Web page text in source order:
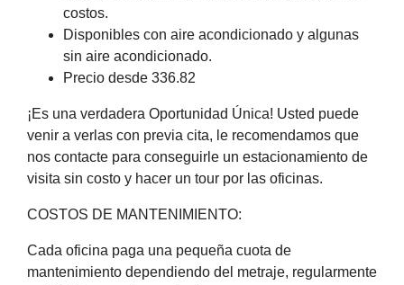
costos.
Disponibles con aire acondicionado y algunas
sin aire acondicionado.
Precio desde 336.82
¡Es una verdadera Oportunidad Única! Usted puede
venir a verlas con previa cita, le recomendamos que
nos contacte para conseguirle un estacionamiento de
visita sin costo y hacer un tour por las oficinas.
COSTOS DE MANTENIMIENTO:
Cada oficina paga una pequeña cuota de
mantenimiento dependiendo del metraje, regularmente